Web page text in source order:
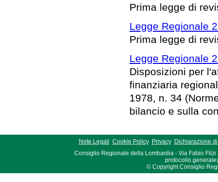
Prima legge di
Legge Regionale
Prima legge di
Legge Regionale
Disposizioni per
finanziaria
1978, n. 34
bilancio e sulla
Note Legali Cookie Policy Privacy
Dichiarazione
Consiglio Regionale della Lombardia - Via Fabio Filzi
© Copyright Consiglio